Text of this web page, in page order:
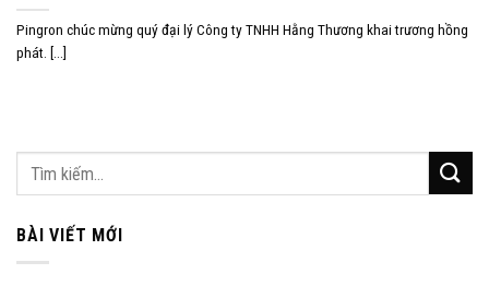
Pingron chúc mừng quý đại lý Công ty TNHH Hằng Thương khai trương hồng
phát. [...]
BÀI VIẾT MỚI